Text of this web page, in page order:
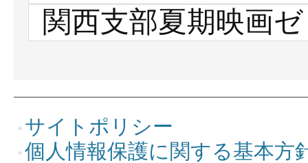
関西支部夏期映画
サイトポリシー
個人情報保護に関する基本方